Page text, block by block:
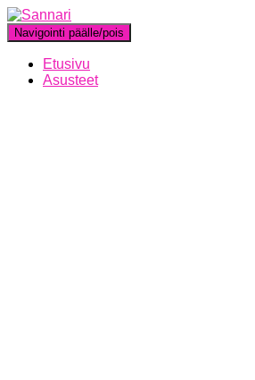
Navigointi päälle/pois
Etusivu
Asusteet